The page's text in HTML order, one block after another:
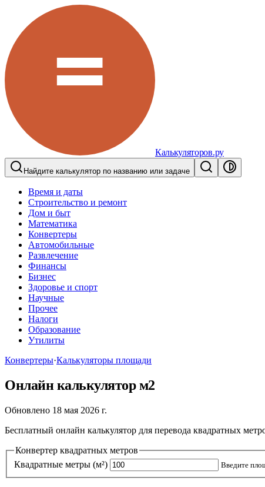
Калькуляторов.ру
Найдите калькулятор по названию или задаче
Время и даты
Строительство и ремонт
Дом и быт
Математика
Конвертеры
Автомобильные
Развлечение
Финансы
Бизнес
Здоровье и спорт
Научные
Прочее
Налоги
Образование
Утилиты
Конвертеры·Калькуляторы площади
Онлайн калькулятор м2
Обновлено 18 мая 2026 г.
Бесплатный онлайн калькулятор для перевода квадратных
Конвертер квадратных метров
Квадратные метры (м²)
Введите